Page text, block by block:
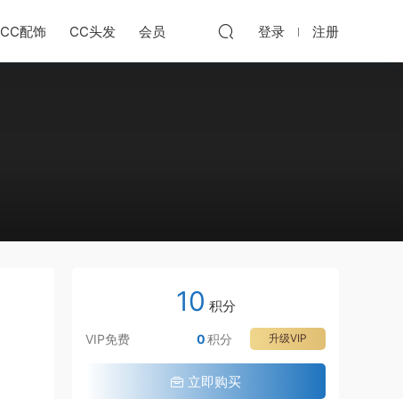
CC配饰 CC头发 会员 登录 注册
10 积分
VIP免费 升级VIP
0积分
立即购买